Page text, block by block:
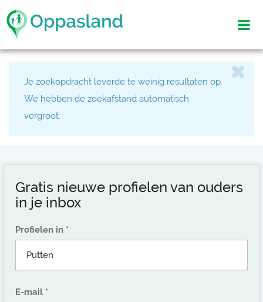
Je zoekopdracht leverde te weinig resultaten op.
We hebben de zoekafstand automatisch
vergroot.
Gratis nieuwe profielen van ouders
in je inbox
Profielen in
E-mail